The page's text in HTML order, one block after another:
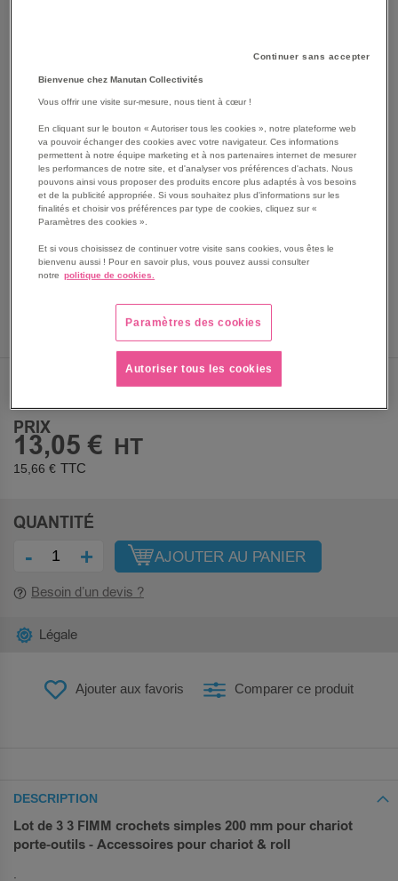
SKIP
BEGINNING
IMAGES
Les avantages
S'adapte sur les chariots porte-outils
Lot de 3 crochets simples de 200 mm
S'adapte sur les chariots porte-outils 805007202 et
805007203.
Installation simple et rapide
Voir le descriptif complet
PRIX
13,05 €
15,66 €
QUANTITÉ
- + AJOUTER AU PANIER
Besoin d’un devis ?
Ajouter aux favoris Comparer ce produit
Légale
DESCRIPTION
Lot de 3 3 FIMM crochets simples 200 mm pour chariot
porte-outils - Accessoires pour chariot & roll
Continuer sans accepter
Bienvenue chez Manutan Collectivités
Vous offrir une visite sur-mesure, nous tient à cœur !
En cliquant sur le bouton « Autoriser tous les cookies », notre plateforme web
va pouvoir échanger des cookies avec votre navigateur. Ces informations
permettent à notre équipe marketing et à nos partenaires internet de mesurer
les performances de notre site, et d'analyser vos préférences d'achats. Nous
pouvons ainsi vous proposer des produits encore plus adaptés à vos besoins
et de la publicité appropriée. Si vous souhaitez plus d'informations sur les
finalités et choisir vos préférences par type de cookies, cliquez sur «
Paramètres des cookies ».
Et si vous choisissez de continuer votre visite sans cookies, vous êtes le
bienvenu aussi ! Pour en savoir plus, vous pouvez aussi consulter
notre politique de cookies.
Paramètres des cookies
Autoriser tous les cookies